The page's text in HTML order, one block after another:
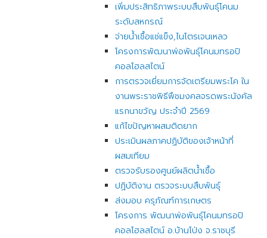
เพิ่มประสิทธิภาพระบบสืบพันธุ์โคนม
ระดับสหกรณ์
จ่ายน้ำเชื้อแช่แข็ง,ไนโตรเจนเหลว
โครงการพัฒนาพ่อพันธุ์โคนมทรอปิ
คอลโฮลสไตน์
การตรวจเยี่ยมการจัดเตรียมพระโค ใน
งานพระราชพิธีพืชมงคลจรดพระนังคัล
แรกนาขวัญ ประจำปี 2569
แก้ไขปัญหาผสมติดยาก
ประเมินผลภาคปฏิบัติของเจ้าหน้าที่
ผสมเทียม
ตรวจรับรองศูนย์ผลิตน้ำเชื้อ
ปฏิบัติงาน ตรวจระบบสืบพันธุ์
ส่งมอบ ครุภัณฑ์การเกษตร
โครงการ พัฒนาพ่อพันธุ์โคนมทรอปิ
คอลโฮลสไตน์ อ.บ้านโป่ง จ.ราชบุรี